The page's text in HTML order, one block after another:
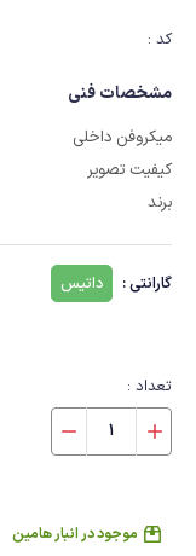
کد :
مشخصات فنی
میکروفن داخلی
کیفیت تصویر
برند
گارانتی : داتیس
تعداد :
موجود در انبار هامین